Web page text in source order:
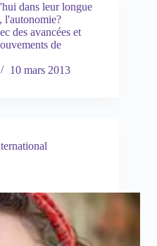
dans leur longue
l'autonomie?
des avancées et
de
10 mars 2013